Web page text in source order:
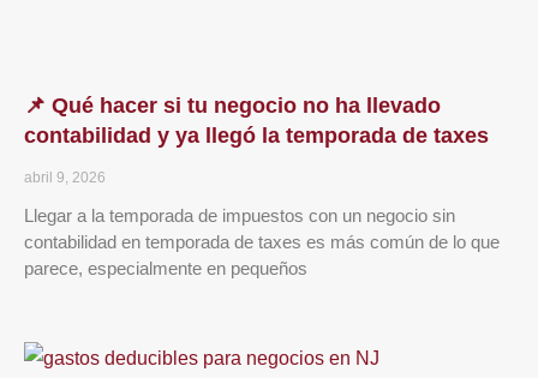
📌 Qué hacer si tu negocio no ha llevado
contabilidad y ya llegó la temporada de taxes
abril 9, 2026
Llegar a la temporada de impuestos con un negocio sin
contabilidad en temporada de taxes es más común de lo que
parece, especialmente en pequeños